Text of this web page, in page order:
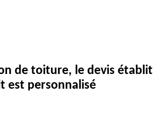
de toiture, le devis établit
est personnalisé